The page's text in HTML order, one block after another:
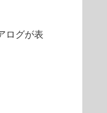
ログが表